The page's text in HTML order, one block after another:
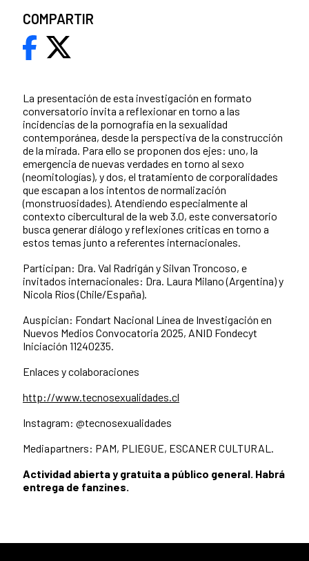
La presentación de esta investigación en formato
conversatorio invita a reflexionar en torno a las
incidencias de la pornografía en la sexualidad
contemporánea, desde la perspectiva de la construcción
de la mirada. Para ello se proponen dos ejes: uno, la
emergencia de nuevas verdades en torno al sexo
(neomitologías), y dos, el tratamiento de corporalidades
que escapan a los intentos de normalización
(monstruosidades). Atendiendo especialmente al
contexto cibercultural de la web 3.0, este conversatorio
busca generar diálogo y reflexiones críticas en torno a
estos temas junto a referentes internacionales.
Participan: Dra. Val Radrigán y Silvan Troncoso, e
invitados internacionales: Dra. Laura Milano (Argentina) y
Nicola Ríos (Chile/España).
Auspician: Fondart Nacional Línea de Investigación en
Nuevos Medios Convocatoria 2025, ANID Fondecyt
Iniciación 11240235.
Enlaces y colaboraciones
http://www.tecnosexualidades.cl
Instagram: @tecnosexualidades
Mediapartners: PAM, PLIEGUE, ESCANER CULTURAL.
Actividad abierta y gratuita a público general. Habrá
entrega de fanzines.
COMPARTIR